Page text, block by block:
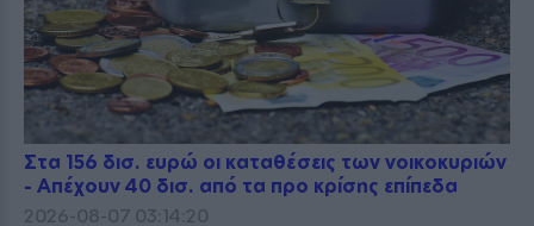
Στα 156 δισ. ευρώ οι καταθέσεις των νοικοκυριών
- Απέχουν 40 δισ. από τα προ κρίσης επίπεδα
2026-08-07 03:14:20